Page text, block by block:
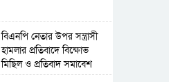
বিএনপি নেতার উপর সন্ত্রাসী
হামলার প্রতিবাদে বিক্ষোভ
মিছিল ও প্রতিবাদ সমাবেশ